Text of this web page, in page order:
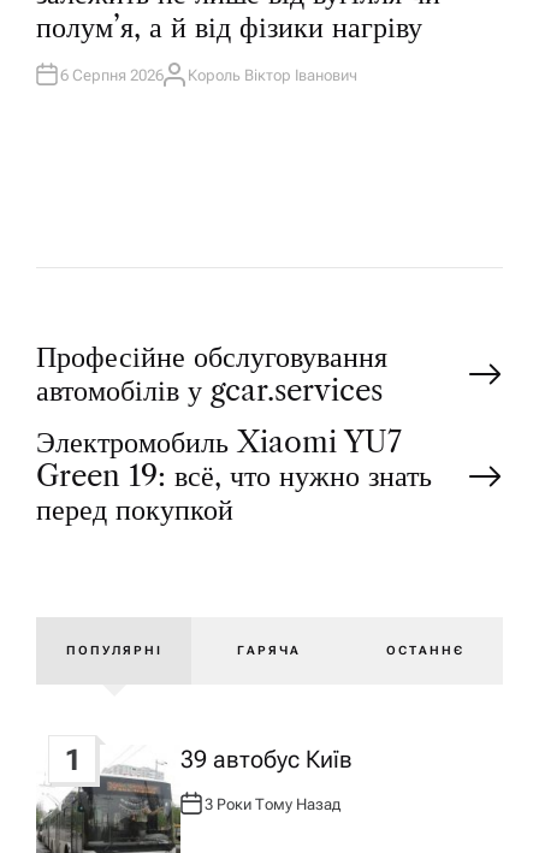
І
К
У
А
Т
полум’я, а й від фізики нагріву
6 Серпня 2026А
Король Віктор Іванович
Н
а
в
г
а
ц
і
Професійне обслуговування
автомобілів у gcar.services
Электромобиль Xiaomi YU7
Green 19: всё, что нужно знать
перед покупкой
ПОПУЛЯРНІ ГАРЯЧА ОСТАННЄ
1 39 автобус Київ
А
В
Т
3 Роки Тому Назад